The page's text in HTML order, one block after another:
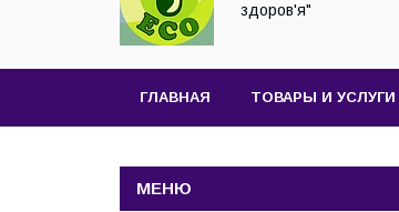
здоров'я"
ГЛАВНАЯ ТОВАРЫ И УСЛУГИ